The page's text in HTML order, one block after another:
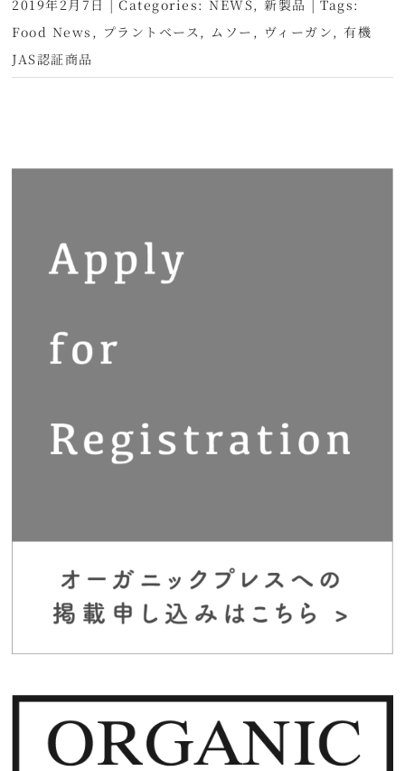
2019年2月7日 | Categories: NEWS,新製品 | Tags:
Food News , プラントベース , ムソー , ヴィーガン , 有機
JAS認証商品